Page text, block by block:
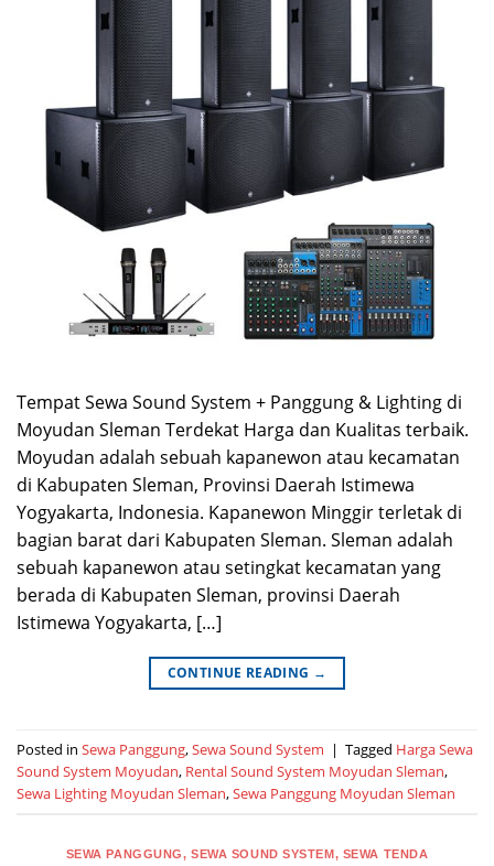
Tempat Sewa Sound System + Panggung & Lighting di
Moyudan Sleman Terdekat Harga dan Kualitas terbaik.
Moyudan adalah sebuah kapanewon atau kecamatan
di Kabupaten Sleman, Provinsi Daerah Istimewa
Yogyakarta, Indonesia. Kapanewon Minggir terletak di
bagian barat dari Kabupaten Sleman. Sleman adalah
sebuah kapanewon atau setingkat kecamatan yang
berada di Kabupaten Sleman, provinsi Daerah
Istimewa Yogyakarta, […]
CONTINUE READING →
Posted in Sewa Panggung,Sewa Sound System | Tagged Harga Sewa
Sound System Moyudan, Rental Sound System Moyudan Sleman,
Sewa Lighting Moyudan Sleman,Sewa Panggung Moyudan Sleman
SEWA PANGGUNG,SEWA SOUND SYSTEM, SEWA TENDA